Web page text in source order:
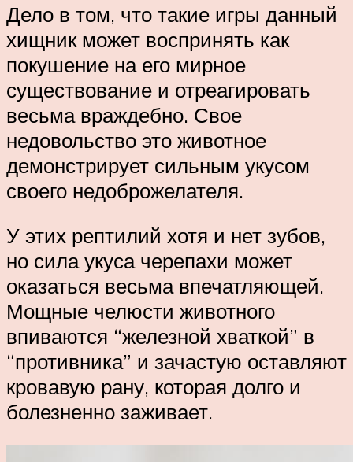
Дело в том, что такие игры данный
хищник может воспринять как
покушение на его мирное
существование и отреагировать
весьма враждебно. Свое
недовольство это животное
демонстрирует сильным укусом
своего недоброжелателя.
У этих рептилий хотя и нет зубов,
но сила укуса черепахи может
оказаться весьма впечатляющей.
Мощные челюсти животного
впиваются “железной хваткой” в
“противника” и зачастую оставляют
кровавую рану, которая долго и
болезненно заживает.